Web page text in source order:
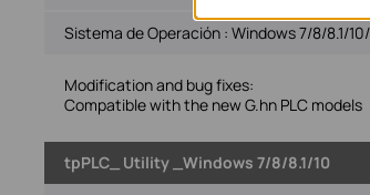
Sistema de Operación : Windows 7/8/8.1/10/
Modification and bug fixes:
Compatible with the new G.hn PLC models
tpPLC_ Utility _Windows 7/8/8.1/10